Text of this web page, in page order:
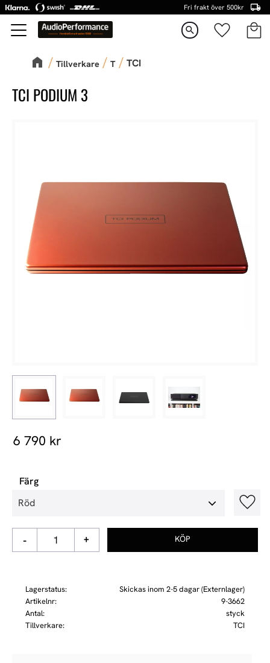
Meny
Fri frakt över 500kr
search Favoriter
Tillverkare T TCI
TCI PODIUM 3
6 790 kr
Färg
+
-
Lagerstatus
Skickas inom 2-5 dagar (Externlager)
Artikelnr
9-3662
Antal
styck
Tillverkare
TCI